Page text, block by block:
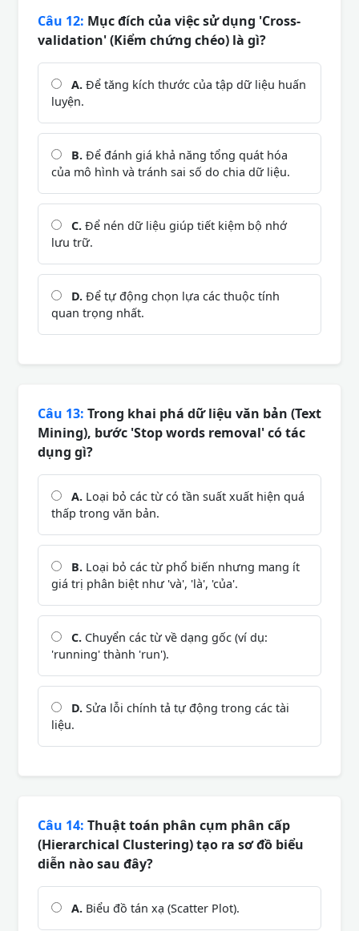
Câu 12: Mục đích của việc sử dụng 'Cross-
validation' (Kiểm chứng chéo) là gì?
A. Để tăng kích thước của tập dữ liệu huấn
luyện.
B. Để đánh giá khả năng tổng quát hóa
của mô hình và tránh sai số do chia dữ liệu.
C. Để nén dữ liệu giúp tiết kiệm bộ nhớ
lưu trữ.
D. Để tự động chọn lựa các thuộc tính
quan trọng nhất.
Câu 13: Trong khai phá dữ liệu văn bản (Text
Mining), bước 'Stop words removal' có tác
dụng gì?
A. Loại bỏ các từ có tần suất xuất hiện quá
thấp trong văn bản.
B. Loại bỏ các từ phổ biến nhưng mang ít
giá trị phân biệt như 'và', 'là', 'của'.
C. Chuyển các từ về dạng gốc (ví dụ:
'running' thành 'run').
D. Sửa lỗi chính tả tự động trong các tài
liệu.
Câu 14: Thuật toán phân cụm phân cấp
(Hierarchical Clustering) tạo ra sơ đồ biểu
diễn nào sau đây?
A. Biểu đồ tán xạ (Scatter Plot).